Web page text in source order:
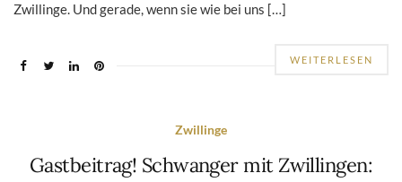
Zwillinge. Und gerade, wenn sie wie bei uns […]
WEITERLESEN
Zwillinge
Gastbeitrag! Schwanger mit Zwillingen: